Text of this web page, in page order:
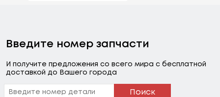
Введите номер запчасти
И получите предложения со всего мира с бесплатной
доставкой до Вашего города
Поиск